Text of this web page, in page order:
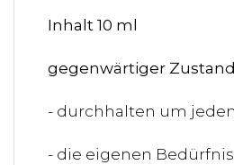
Inhalt 10 ml
gegenwärtiger
- durchhalten um
- die eigenen